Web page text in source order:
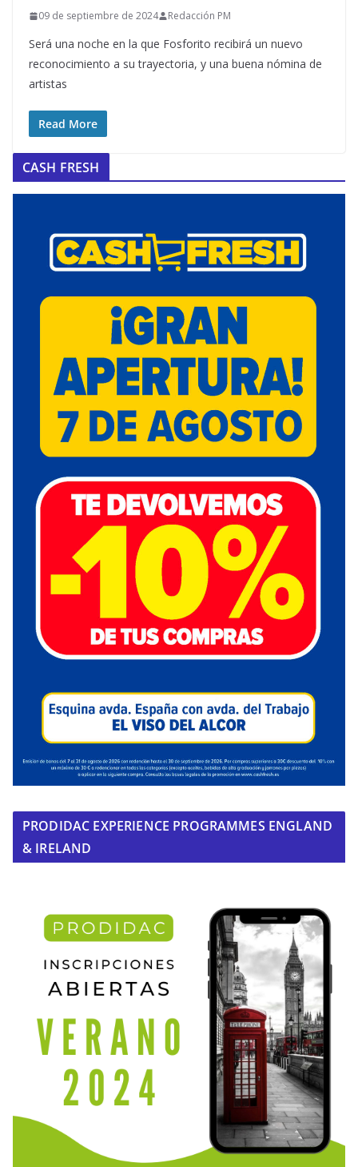
09 de septiembre de 2024 Redacción PM
Será una noche en la que Fosforito recibirá un nuevo
reconocimiento a su trayectoria, y una buena nómina de
artistas
Read More
CASH FRESH
PRODIDAC EXPERIENCE PROGRAMMES ENGLAND
& IRELAND